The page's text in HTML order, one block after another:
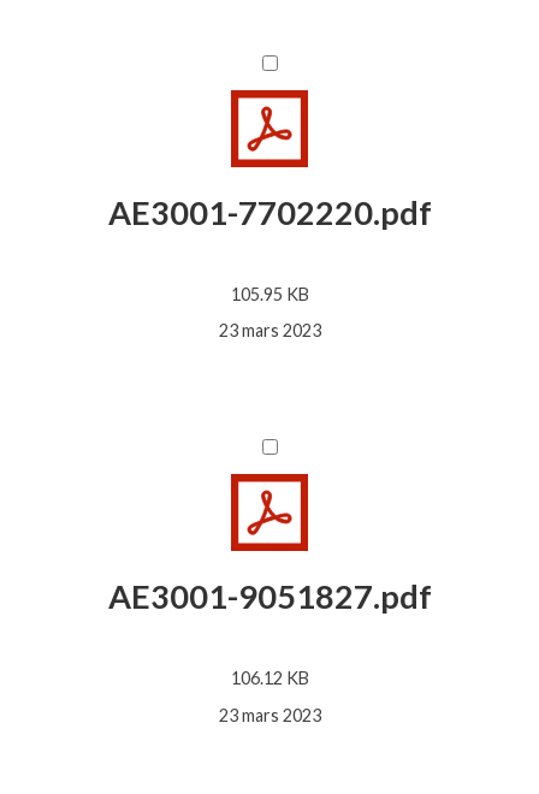
AE3001-7702220.pdf
105.95 KB
23 mars 2023
AE3001-9051827.pdf
106.12 KB
23 mars 2023